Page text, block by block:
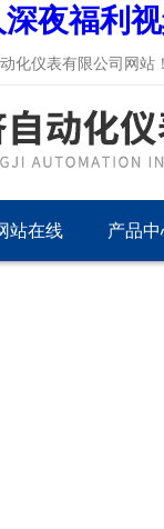
夜福利
仪表有限公司网站！
站在线 产品中